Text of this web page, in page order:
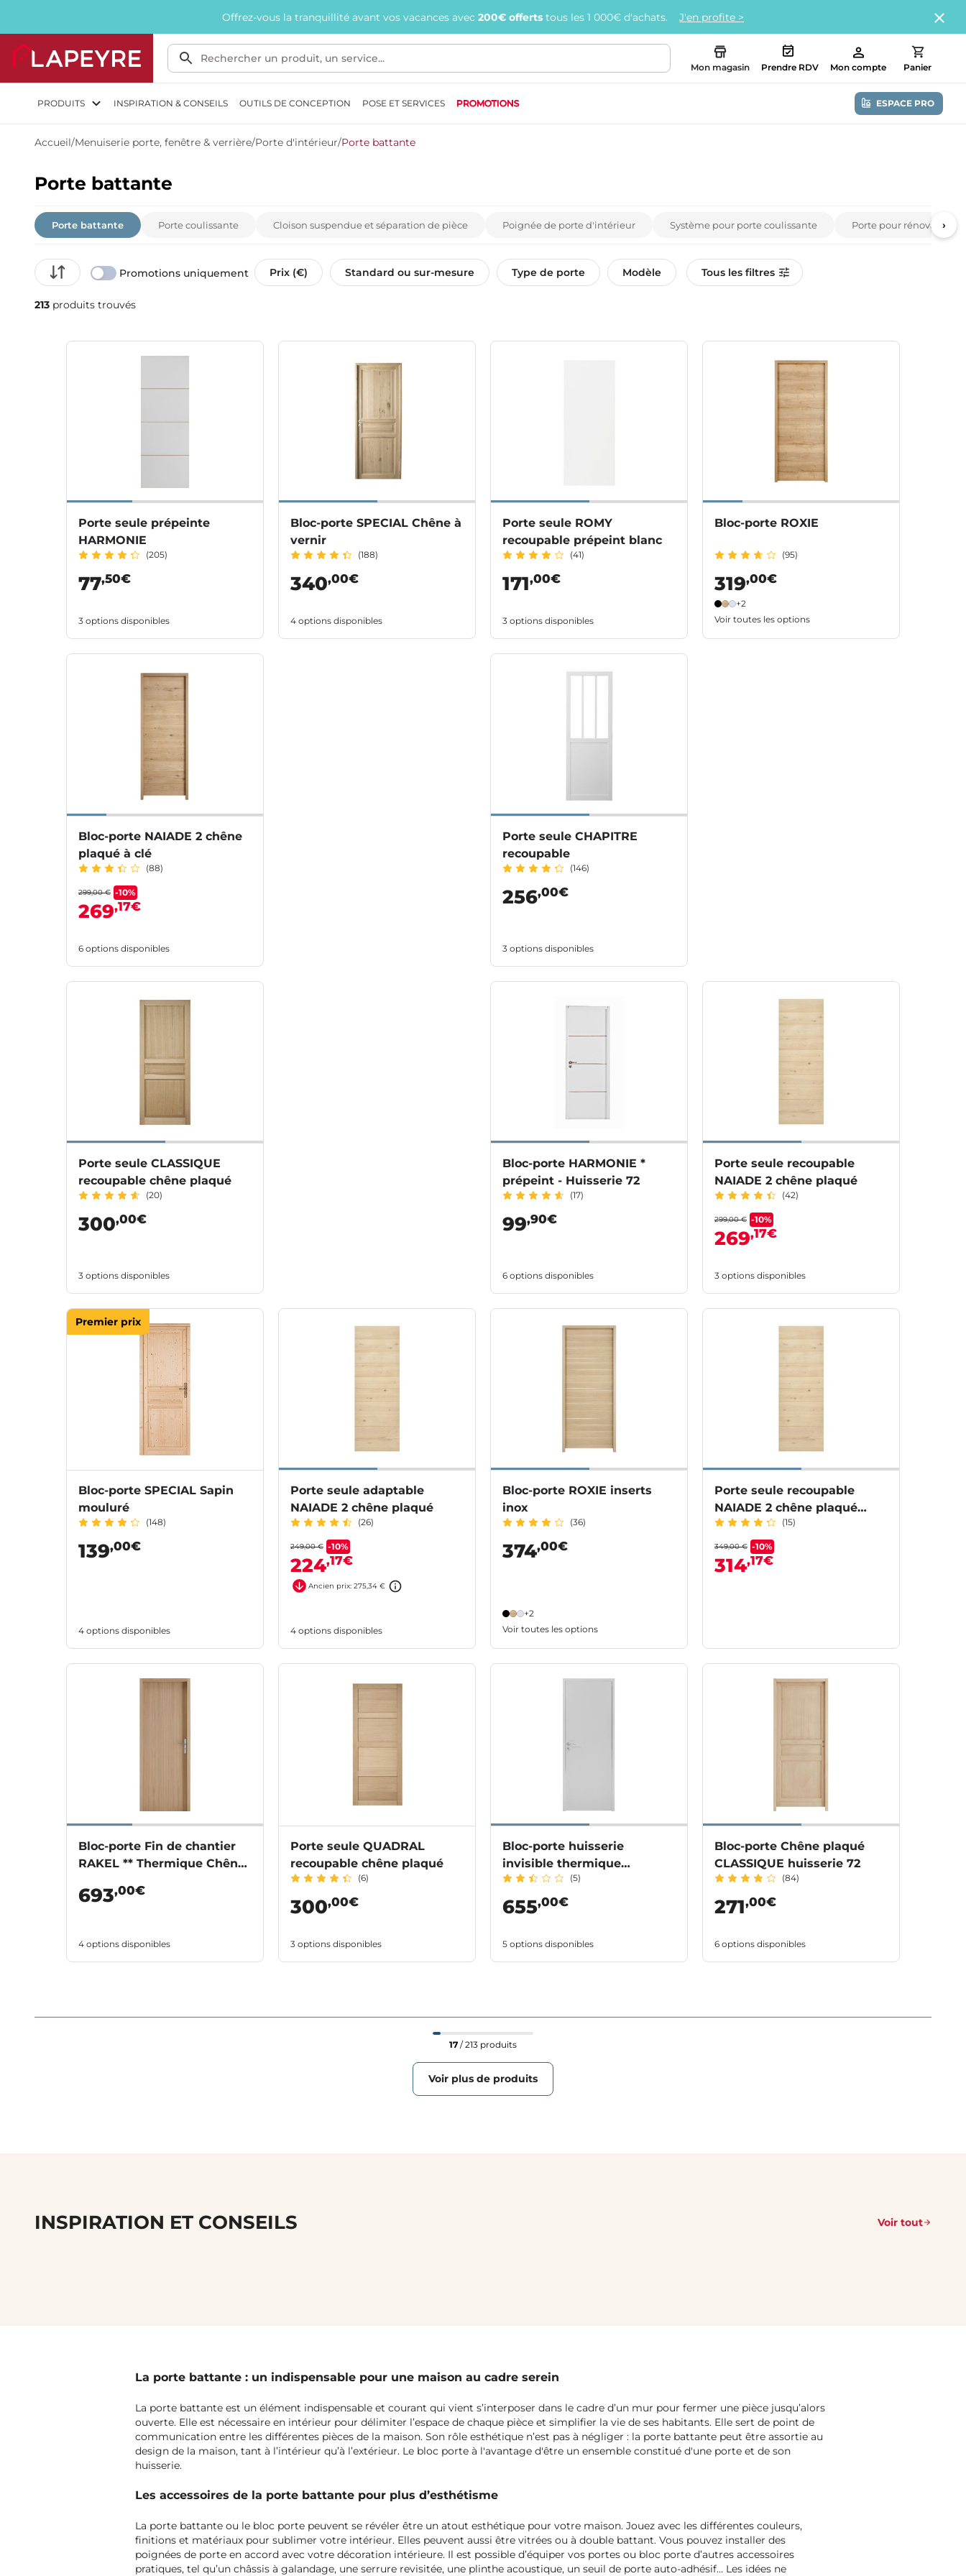
Offrez-vous la tranquillité avant vos vacances avec 200€ offerts tous les 1 000€ d'achats. J'en profite >
Mon magasin Prendre RDV Mon compte Panier
PRODUITS INSPIRATION & CONSEILS OUTILS DE CONCEPTION POSE ET SERVICES PROMOTIONS ESPACE PRO
Accueil/Menuiserie porte, fenêtre & verrière/Porte d'intérieur/Porte battante
Porte battante
›
Porte battante Porte coulissante Cloison suspendue et séparation de pièce Poignée de porte d'intérieur Système pour porte coulissante Porte pour rénovation
Promotions uniquement Prix (€) Standard ou sur-mesure Type de porte Modèle Tous les filtres
213 produits trouvés
Porte seule prépeinte
HARMONIE
(205)
77,50€
3 options disponibles
Bloc-porte SPECIAL Chêne à
vernir
(188)
340,00€
4 options disponibles
Porte seule ROMY
recoupable prépeint blanc
(41)
171,00€
3 options disponibles
Bloc-porte ROXIE
(95)
319,00€
+2
Voir toutes les options
Bloc-porte NAIADE 2 chêne
plaqué à clé
(88)
299,00 € -10%
269,17€
6 options disponibles
Porte seule CHAPITRE
recoupable
(146)
256,00€
3 options disponibles
Porte seule CLASSIQUE
recoupable chêne plaqué
(20)
300,00€
3 options disponibles
Bloc-porte HARMONIE *
prépeint - Huisserie 72
(17)
99,90€
6 options disponibles
Porte seule recoupable
NAIADE 2 chêne plaqué
(42)
299,00 € -10%
269,17€
3 options disponibles
Premier prix
Bloc-porte SPECIAL Sapin
mouluré
(148)
139,00€
4 options disponibles
Porte seule adaptable
NAIADE 2 chêne plaqué
(26)
249,00 € -10%
224,17€
Ancien prix: 275,34 €
4 options disponibles
Bloc-porte ROXIE inserts
inox
(36)
374,00€
+2
Voir toutes les options
Porte seule recoupable
NAIADE 2 chêne plaqué
H.220 cm
(15)
349,00 € -10%
314,17€
Bloc-porte Fin de chantier
RAKEL ** Thermique Chêne
693,00€
4 options disponibles
Porte seule QUADRAL
recoupable chêne plaqué
(6)
300,00€
3 options disponibles
Bloc-porte huisserie
invisible thermique
prépeint
(5)
655,00€
5 options disponibles
Bloc-porte Chêne plaqué
CLASSIQUE huisserie 72
(84)
271,00€
6 options disponibles
17 / 213 produits
Voir plus de produits
INSPIRATION ET CONSEILS Voir tout
La porte battante : un indispensable pour une maison au cadre serein
La porte battante est un élément indispensable et courant qui vient s’interposer dans le cadre d’un mur pour fermer une pièce jusqu’alors
ouverte. Elle est nécessaire en intérieur pour délimiter l’espace de chaque pièce et simplifier la vie de ses habitants. Elle sert de point de
communication entre les différentes pièces de la maison. Son rôle esthétique n’est pas à négliger : la porte battante peut être assortie au
design de la maison, tant à l’intérieur qu’à l’extérieur. Le bloc porte à l'avantage d'être un ensemble constitué d'une porte et de son
huisserie.
Les accessoires de la porte battante pour plus d’esthétisme
La porte battante ou le bloc porte peuvent se révéler être un atout esthétique pour votre maison. Jouez avec les différentes couleurs,
finitions et matériaux pour sublimer votre intérieur. Elles peuvent aussi être vitrées ou à double battant. Vous pouvez installer des
poignées de porte en accord avec votre décoration intérieure. Il est possible d’équiper vos portes ou bloc porte d’autres accessoires
pratiques, tel qu’un châssis à galandage, une serrure revisitée, une plinthe acoustique, un seuil de porte auto-adhésif… Les idées ne